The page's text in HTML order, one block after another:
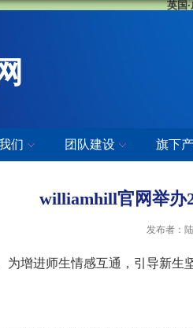
英国
们 团队建设 旗下
williamhill官网举办
发布者：
为增进师生情感互通，引导新